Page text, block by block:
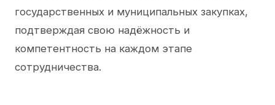
государственных и муниципальных закупках,
подтверждая свою надёжность и
компетентность на каждом этапе
сотрудничества.